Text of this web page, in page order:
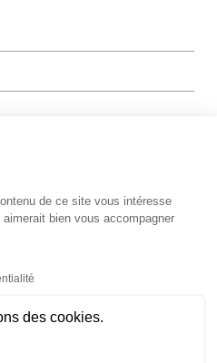
accompagner pendant votre
des cookies.